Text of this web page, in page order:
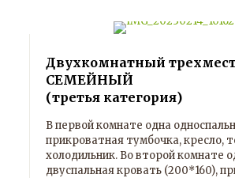
Двухкомнатный
СЕМЕЙНЫЙ
(третья категория)
В первой комнате одна
прикроватная тумбочка, кресло,
холодильник. Во второй комнате
двуспальная кровать (200*160),